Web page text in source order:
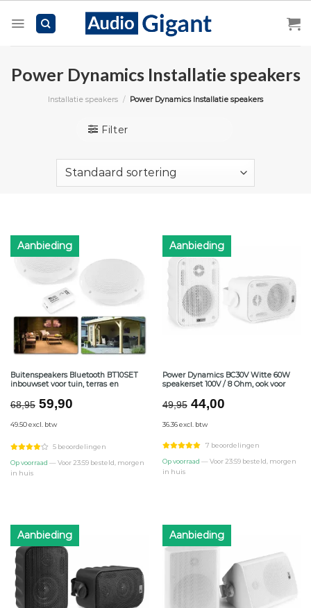
Power Dynamics Installatie speakers
Installatie speakers / Power Dynamics Installatie speakers
Filter
Aanbieding
Buitenspeakers Bluetooth BT10SET
inbouwset voor tuin, terras en
68,95 Oorspronkelijke
was:
€68,95.
59,90Huidige
€59,90.
49.50 excl. btw
5 beoordelingen
Op voorraad — Voor 23:59 besteld, morgen
in huis
Aanbieding
Power Dynamics BC30V Witte 60W
speakerset 100V / 8 Ohm, ook voor
49,95 Oorspronkelijke
was:
€49,95.
44,00Huidige
€44,00.
36.36 excl. btw
7 beoordelingen
Op voorraad — Voor 23:59 besteld, morgen
in huis
Aanbieding Aanbieding